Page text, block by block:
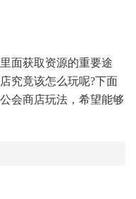
面获取资源的重要途
究竟该怎么玩呢?下面
会商店玩法，希望能够